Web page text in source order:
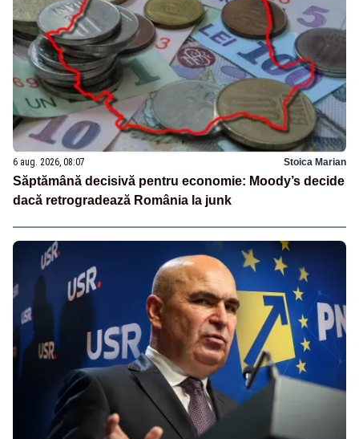
6 aug. 2026, 08:07 Stoica Marian
Săptămână decisivă pentru economie: Moody’s decide
dacă retrogradează România la junk